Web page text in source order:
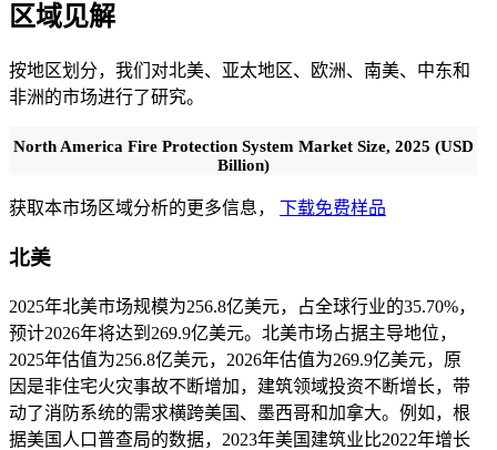
区域见解
按地区划分，我们对北美、亚太地区、欧洲、南美、中东和
非洲的市场进行了研究。
North America Fire Protection System Market Size, 2025 (USD
Billion)
获取本市场区域分析的更多信息， 下载免费样品
北美
2025年北美市场规模为256.8亿美元，占全球行业的35.70%，
预计2026年将达到269.9亿美元。北美市场占据主导地位，
2025年估值为256.8亿美元，2026年估值为269.9亿美元，原
因是非住宅火灾事故不断增加，建筑领域投资不断增长，带
动了消防系统的需求横跨美国、墨西哥和加拿大。例如，根
据美国人口普查局的数据，2023年美国建筑业比2022年增长